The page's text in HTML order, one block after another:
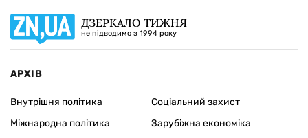
ДЗЕРКАЛО ТИЖНЯ
не підводимо з 1994 року
АРХІВ
Внутрішня політика
Міжнародна політика
Соціальний захист
Зарубіжна економіка